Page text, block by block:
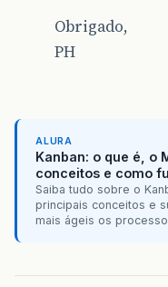
Obrigado,
PH
ALURA
Kanban: o que é, o
conceitos e como
Saiba tudo sobre o
principais conceitos e
mais ágeis os